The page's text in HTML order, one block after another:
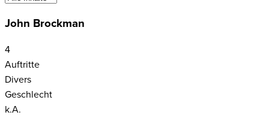
John Brockman
4
Auftritte
Divers
Geschlecht
k.A.